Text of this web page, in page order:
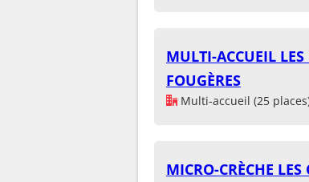
MULTI-ACCUEIL
FOUGÈRES
Multi-accueil (25
MICRO-CRÈCHE